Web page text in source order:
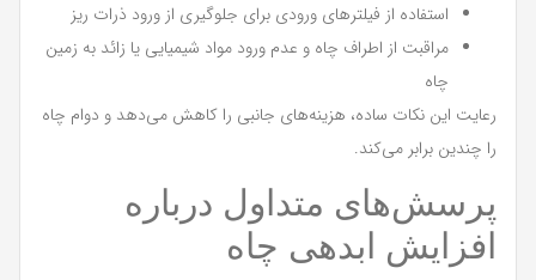
استفاده از فیلترهای ورودی برای جلوگیری از ورود ذرات ریز
مراقبت از اطراف چاه و عدم ورود مواد شیمیایی یا زائد به زمین
چاه
رعایت این نکات ساده، هزینه‌های جانبی را کاهش می‌دهد و دوام چاه
را چندین برابر می‌کند.
پرسش‌های متداول درباره
افزایش ابدهی چاه